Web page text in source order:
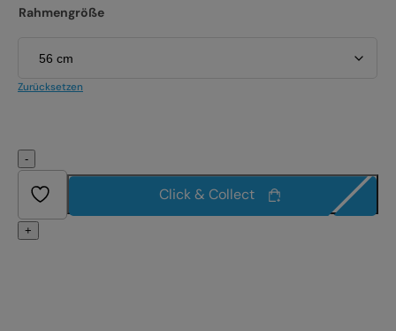
Rahmengröße
Zurücksetzen
-
+
Click & Collect